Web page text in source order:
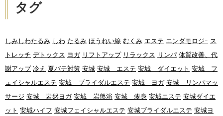
タグ
しみしわたるみ しわ たるみ ほうれい線 むくみ エステ エンダモロジｰ ス
トレッチ デトックス ヨガ リフトアップ リラックス リンパ 体質改善、代
謝アップ 冷え 夏バテ対策 安城 安城 エステ 安城 ダイエット 安城 フ
ェイシャルエステ 安城 ブライダルエステ 安城 ヨガ 安城 リンパマッ
サージ 安城 岩盤ヨガ 安城 岩盤浴 安城 痩身 安城エステ 安城ダイエ
ット 安城ハイフ 安城フェイシャルエステ 安城ブライダルエステ 安城ヨ